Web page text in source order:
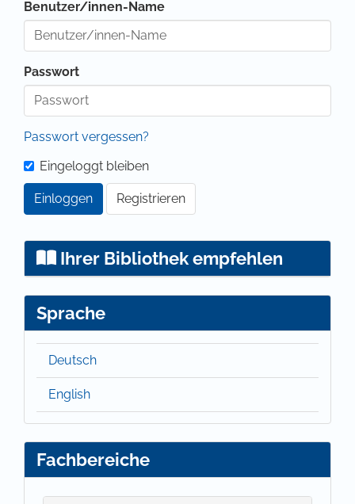
Benutzer/innen-Name
Passwort
Passwort vergessen?
Eingeloggt bleiben
Einloggen Registrieren
Ihrer Bibliothek empfehlen
Sprache
Deutsch
English
Fachbereiche